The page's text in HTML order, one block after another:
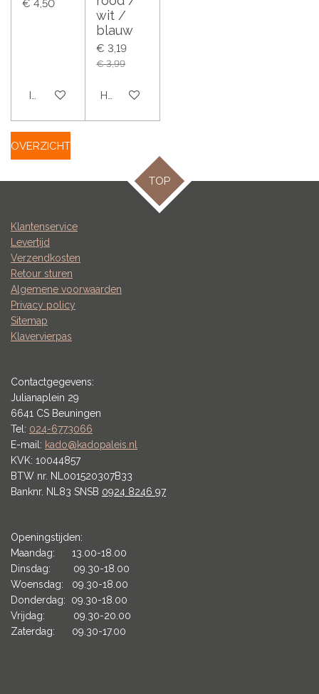
€ 4,50
In winkelwagen
wit /
blauw
€ 3,19
€ 3,99
Houd mij op de hoogte
OVERZICHT
TOP
Klantenservice
Levertijd
Verzendkosten
Retour sturen
Algemene voorwaarden
Privacy policy
Sitemap
Klavervierpas
Contactgegevens:
Julianaplein 29
6641 CS Beuningen
Tel: 024-6773066
E-mail: kado@kadopaleis.nl
KVK: 10044857
BTW nr. NL001520307B33
Banknr. NL83 SNSB 0924 8246 97
Openingstijden:
Maandag: 13.00-18.00
Dinsdag: 09.30-18.00
Woensdag: 09.30-18.00
Donderdag: 09.30-18.00
Vrijdag: 09.30-20.00
Zaterdag: 09.30-17.00